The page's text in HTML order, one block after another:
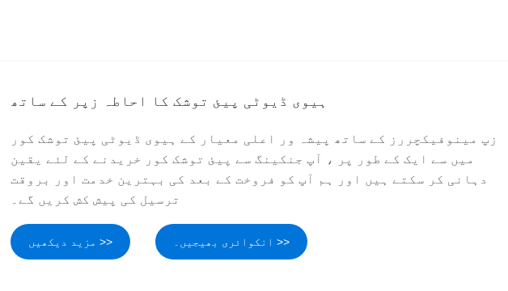
ہیوی ڈیوٹی پیئ توشک کا احاطہ زپر کے ساتھ
زپ مینوفیکچررز کے ساتھ پیشہ ور اعلی معیار کے ہیوی ڈیوٹی پیئ توشک کور
میں سے ایک کے طور پر ، آپ جنکینگ سے پیئ توشک کور خریدنے کے لئے یقین
دہانی کر سکتے ہیں اور ہم آپ کو فروخت کے بعد کی بہترین خدمت اور بروقت
ترسیل کی پیش کش کریں گے۔
مزید دیکھیں >> انکوائری بھیجیں۔ >>